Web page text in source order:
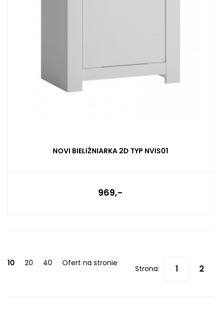
NOVI BIELIŹNIARKA 2D TYP NVIS01
969,-
10 20 40 Ofert na stronie
Strona: